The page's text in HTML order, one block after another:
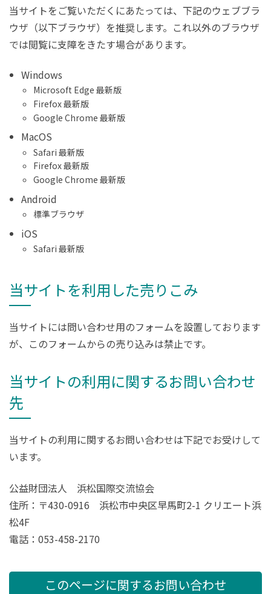
当サイトをご覧いただくにあたっては、下記のウェブブラ
ウザ（以下ブラウザ）を推奨します。これ以外のブラウザ
では閲覧に支障をきたす場合があります。
Windows
Microsoft Edge 最新版
Firefox 最新版
Google Chrome 最新版
MacOS
Safari 最新版
Firefox 最新版
Google Chrome 最新版
Android
標準ブラウザ
iOS
Safari 最新版
当サイトを利用した売りこみ
当サイトには問い合わせ用のフォームを設置しております
が、このフォームからの売り込みは禁止です。
当サイトの利用に関するお問い合わせ
先
当サイトの利用に関するお問い合わせは下記でお受けして
います。
公益財団法人 浜松国際交流協会
住所：〒430-0916 浜松市中央区早馬町2-1 クリエート浜
松4F
電話：053-458-2170
このページに関するお問い合わせ